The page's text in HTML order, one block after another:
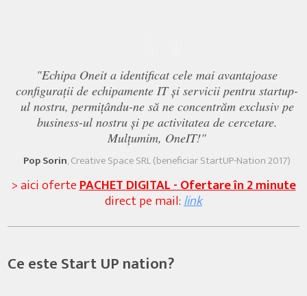
“
"Echipa Oneit a identificat cele mai avantajoase
configurații de echipamente IT și servicii pentru startup-
ul nostru, permițându-ne să ne concentrăm exclusiv pe
business-ul nostru și pe activitatea de cercetare.
Mulțumim, OneIT!"
Pop Sorin, Creative Space SRL (beneficiar StartUP-Nation 2017)
> aici ofertePACHET DIGITAL - Ofertare în 2 minute
direct pe mail:link
Ce este Start UP nation?